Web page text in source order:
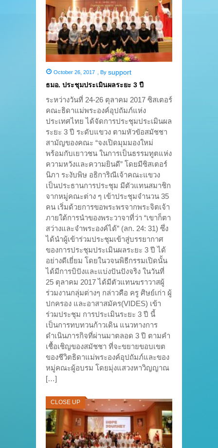
October 26, 2017 , By support
ธมอ. ประชุมประเมินผลระยะ 3 ปี
ระหว่างวันที่ 24-26 ตุลาคม 2017 ซิสเตอร์
คณะธิดาแม่พระองค์อุปถัมภ์แห่ง
ประเทศไทย ได้จัดการประชุมประเมินผล
ระยะ 3 ปี ระดับแขวง ตามหัวขัอสมัชชา
สามัญของคณะ “จงเปิดมุมมองใหม่
พร้อมกับเยาวชน ในการเป็นธรรมทูตแห่ง
ความหวังและความยินดี” โดยมีซิสเตอร์
นิภา ระงับพิษ อธิการิณีเจ้าคณะแขวง
เป็นประธานการประชุม มีตัวแทนสมาชิก
จากหมู่คณะต่าง ๆ เข้าประชุมจำนวน 35
คน เริ่มด้วยการขอพระพรจากพระจิตเจ้า
ภายใต้การนำของพระวาจาที่ว่า “เขาก็ตา
สว่างและจำพระองค์ได้” (ลก. 24: 31) ซึ่ง
ได้นำผู้เข้าร่วมประชุมเข้าสู่บรรยากาศ
ของการประชุมประเมินผลระยะ 3 ปี ได้
อย่างดีเยี่ยม โดยในวจนพิธีกรรมเปิดนั้น
ได้มีการบิปังและแบ่งปันปังจริง ในวันที่
25 ตุลาคม 2017 ได้มีตัวแทนฆราวาสผู้
ร่วมงานกลุ่มต่างๆ กล่าวคือ ครู ศิษย์เก่า ผู้
ปกครอง และอาสาสมัคร(VIDES) เข้า
ร่วมประชุม การประเมินระยะ 3 ปี นี้
เป็นการทบทวนก้าวเดิน แนวทางการ
ดำเนินภารกิจที่ผ่านมาตลอด 3 ปี ตามคำ
เชื้อเชิญของสมัชชา ที่จะขยายขอบเขต
ของชีวิตธิดาแม่พระองค์อุปถัมภ์และของ
หมู่คณะผู้อบรม โดยมุ่งแสวงหาวิญญาณ
[…]
CLOSE UP